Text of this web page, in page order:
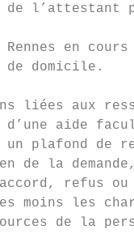
de l’attestant
Rennes en
de domicile.
liées aux
d’une aide
un plafond de
de la
refus
moins les
de la